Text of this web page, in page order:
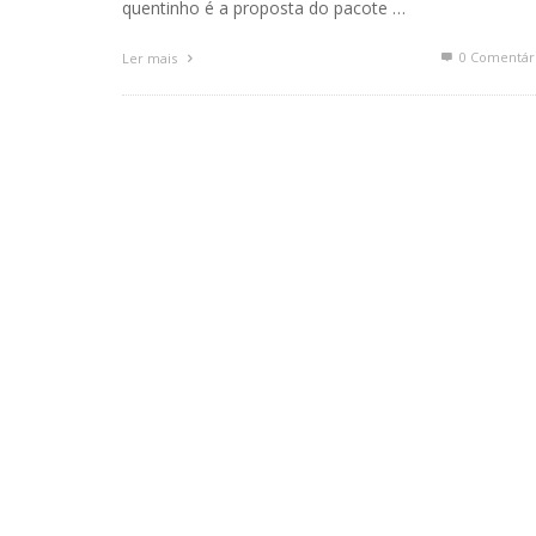
quentinho é a proposta do pacote …
Ler mais 0